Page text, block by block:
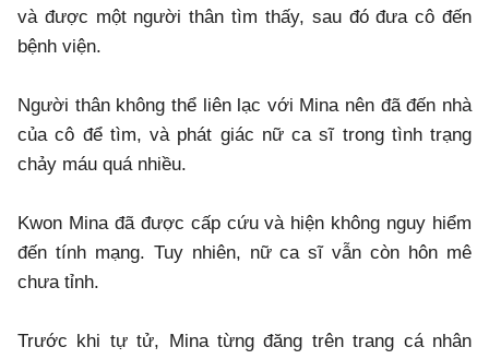
và được một người thân tìm thấy, sau đó đưa cô đến
bệnh viện.
Người thân không thể liên lạc với Mina nên đã đến nhà
của cô để tìm, và phát giác nữ ca sĩ trong tình trạng
chảy máu quá nhiều.
Kwon Mina đã được cấp cứu và hiện không nguy hiểm
đến tính mạng. Tuy nhiên, nữ ca sĩ vẫn còn hôn mê
chưa tỉnh.
Trước khi tự tử, Mina từng đăng trên trang cá nhân